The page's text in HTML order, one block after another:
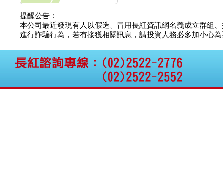
碩通散熱股份有限公司
公告董事會追認113年
向關係
華旭先進:代重要子公司
公告向關係人取得使用
權資產
仁新醫藥:代重要子公司
BeliteBio,Inc公告受邀參
加第27屆眼
提醒公告：
本公司最近發現有人以假造、冒用長紅資訊網名義成立群組
進行詐騙行為，若有接獲相關訊息，請投資人務必多加小心